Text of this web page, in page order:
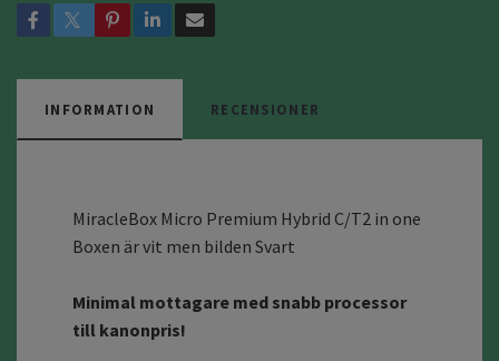
INFORMATION RECENSIONER
MiracleBox Micro Premium Hybrid C/T2 in one
Boxen är vit men bilden Svart
Minimal mottagare med snabb processor
till kanonpris!